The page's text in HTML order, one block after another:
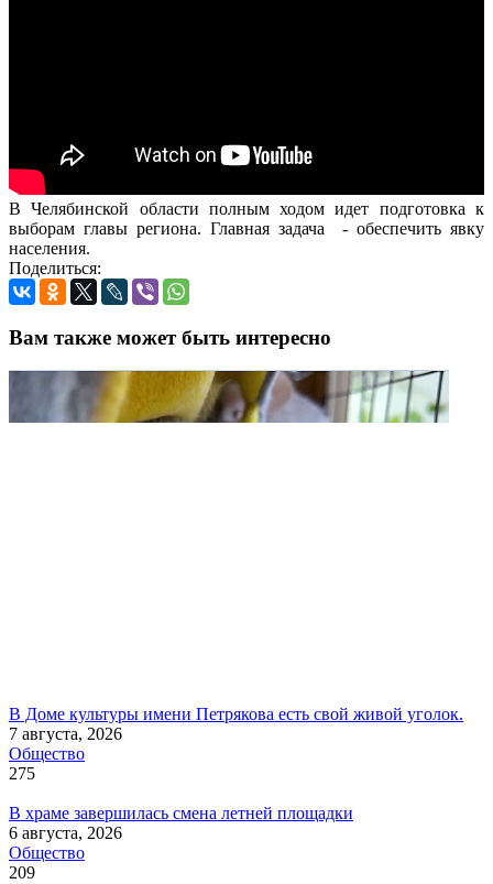
В Челябинской области полным ходом идет подготовка к
выборам главы региона. Главная задача - обеспечить явку
населения.
Поделиться:
Вам также может быть интересно
В Доме культуры имени Петрякова есть свой живой уголок.
7 августа, 2026
Общество
275
В храме завершилась смена летней площадки
6 августа, 2026
Общество
209